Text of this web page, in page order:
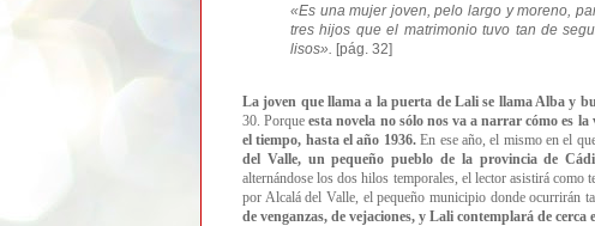
«Es una mujer joven, pelo largo y moreno,
tres hijos que el matrimonio tuvo tan de
lisos». [pág. 32]
La joven que llama a la puerta de Lali se llama Alba y
30. Porqueesta novela no sólo nos va a narrar cómo es
el tiempo, hasta el año 1936.En ese año, el mismo en el
del Valle, un pequeño pueblo de la provincia de
alternándose los dos hilos temporales, el lector asistirá como
por Alcalá del Valle, el pequeño municipio donde ocurrirán
de venganzas, de vejaciones, y Lali contemplará de cerca